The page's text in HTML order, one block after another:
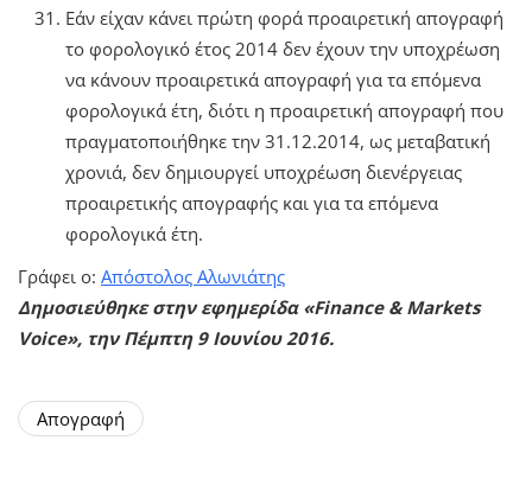
Εάν είχαν κάνει πρώτη φορά προαιρετική απογραφή
το φορολογικό έτος 2014 δεν έχουν την υποχρέωση
να κάνουν προαιρετικά απογραφή για τα επόμενα
φορολογικά έτη, διότι η προαιρετική απογραφή που
πραγματοποιήθηκε την 31.12.2014, ως μεταβατική
χρονιά, δεν δημιουργεί υποχρέωση διενέργειας
προαιρετικής απογραφής και για τα επόμενα
φορολογικά έτη.
Γράφει ο: Απόστολος Αλωνιάτης
Δημοσιεύθηκε στην εφημερίδα «Finance & Markets
Voice», την Πέμπτη 9 Ιουνίου 2016.
Απογραφή